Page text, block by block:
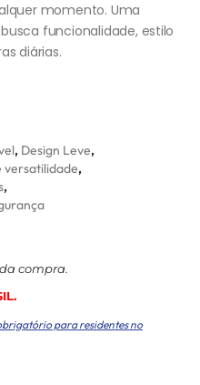
momento. Uma
funcionalidade, estilo
diárias.
, Design Leve,
versatilidade,
,
compra.
para residentes no